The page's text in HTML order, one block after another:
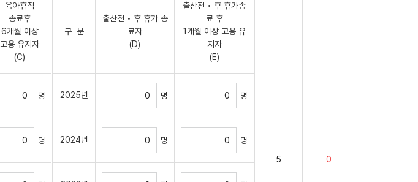
육아휴직
종료후
6개월 이상
고용 유지자
(C)
명
명
구 분
출산전 • 후 휴가 종
료자
(D)
출산전 • 후 휴가종
료 후
1개월 이상 고용 유
지자
(E)
2025년 명 명
2024년 명 명